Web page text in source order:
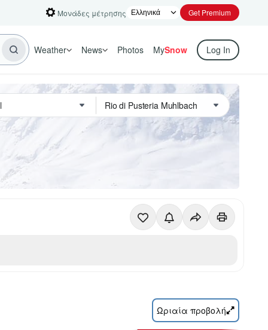
Μονάδες μέτρησης Get Premium
Weather News Photos MySnow Log In
Ωριαία προβολή